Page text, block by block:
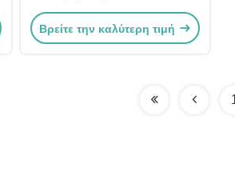
κινητήρων Kubota 1C010-02310
Βρείτε την καλύτερη τιμή